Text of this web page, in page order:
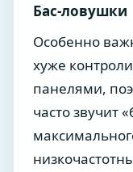
Бас-ловушки
Особенно
хуже
панелями,
часто звучит